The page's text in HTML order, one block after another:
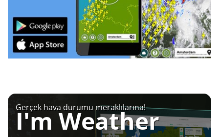
Gerçek hava durumu meraklılarına!
I'm Weather